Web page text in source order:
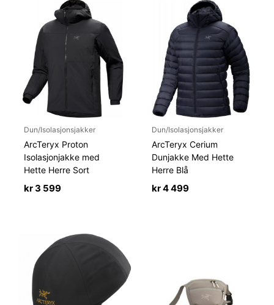
Dun/Isolasjonsjakker
ArcTeryx Proton
Isolasjonjakke med
Hette Herre Sort
kr3 599
Dun/Isolasjonsjakker
ArcTeryx Cerium
Dunjakke Med Hette
Herre Blå
kr4 499